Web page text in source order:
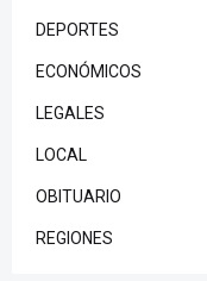
DEPORTES
ECONÓMICOS
LEGALES
LOCAL
OBITUARIO
REGIONES